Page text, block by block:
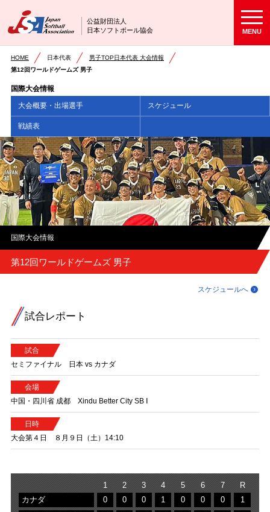
公益財団法人
日本ソフトボール協会
MENU
HOME 日本代表
男子TOP日本代表 大会情報
第12回ワールドゲームズ 男子
国際大会情報
大会概要・出場選手
スケジュール
戦績表
国際大会情報
第12回ワールドゲームズ 男子
スケジュールへ
試合レポート
試合
セミファイナル 日本 vs カナダ
会場
中国・四川省 成都 Xindu Better City SB Ⅰ
日時
大会第４日 ８月９日（土）14:10
1 2 3 4 5 6 7
R
カナダ
0 0 0 1 0 0 0
1